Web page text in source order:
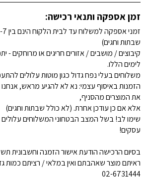
זמן אספקה ותנאי רכישה:
שבתות וחגים)
קיבוצים / מושבים / אזורים חריגים או מרוחקים -
לימים הללו.
משלוחים בעלי נפח גדול כגון מוטות עלולים
הזמנות באיסוף עצמי: נא לא להגיע מראש,
את המוצרים מהסניף,
אלא אם כן עודכן אחרת. (לא כולל שבתות וחגים)
שימו לב! בשל המצב הבטחוני המשלוחים
עסקים!
בסיום הרכישה הודעת אישור הזמנה וחשבונית
ראיתם מוצר שאהבתם ואין במלאי / רציתם כמות
02-6731444